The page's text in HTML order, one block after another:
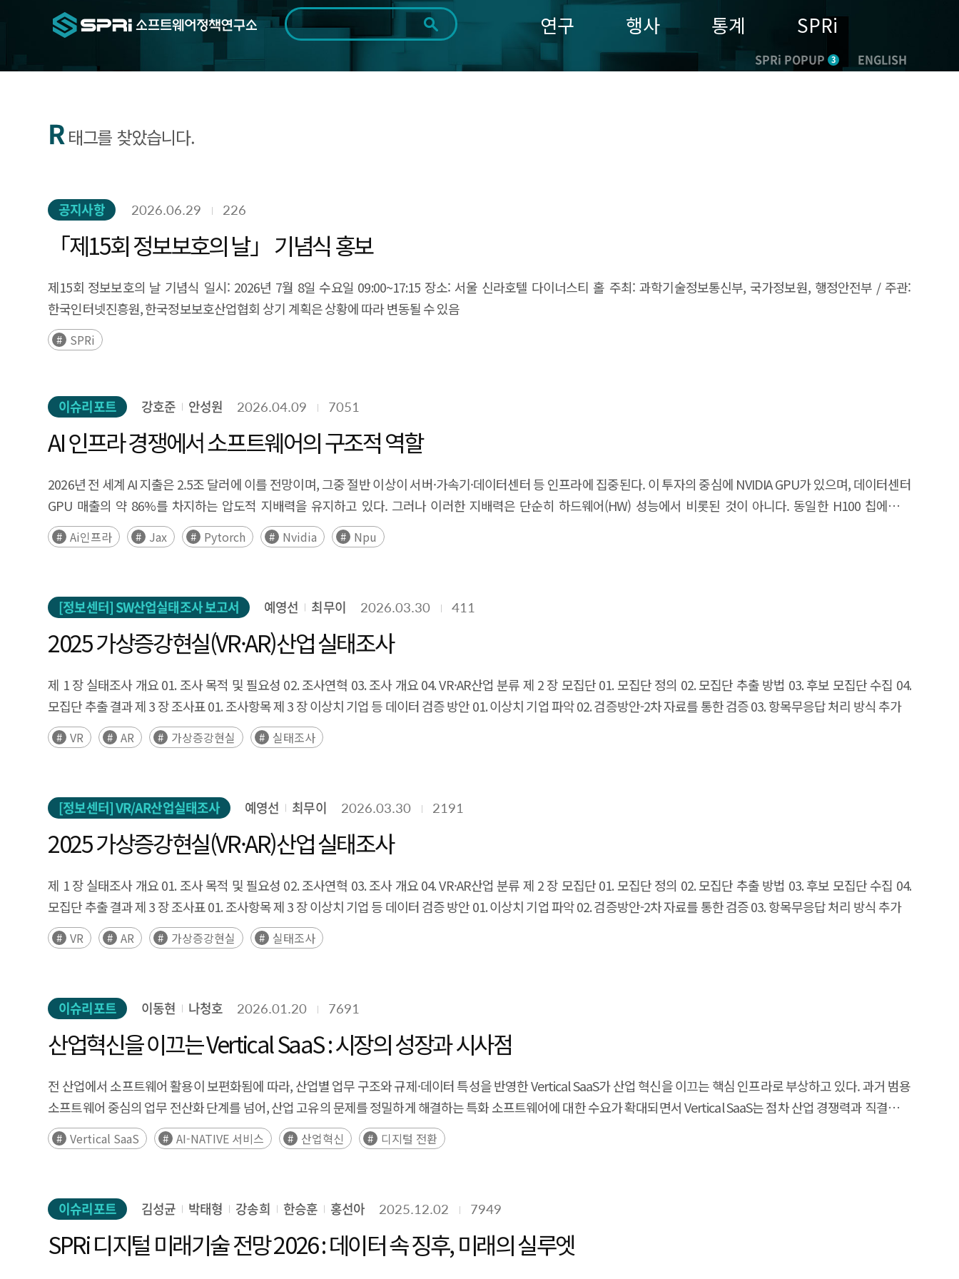
기간 전체 1일 1주 1개월 3개월 1년
연구 행사 통계 SPRi
SPRi POPUP 3 ENGLISH
R태그를 찾았습니다.
공지사항 2026.06.29 226
「제15회 정보보호의 날」 기념식 홍보
제15회 정보보호의 날 기념식 일시: 2026년 7월 8일 수요일 09:00~17:15 장소: 서울 신라호텔 다이너스티 홀 주최: 과학기술정보통신부, 국가정보원, 행정안전부 / 주관:
한국인터넷진흥원, 한국정보보호산업협회 상기 계획은 상황에 따라 변동될 수 있음
SPRi
이슈리포트 강호준 안성원 2026.04.09 7051
AI 인프라 경쟁에서 소프트웨어의 구조적 역할
2026년 전 세계 AI 지출은 2.5조 달러에 이를 전망이며, 그중 절반 이상이 서버·가속기·데이터센터 등 인프라에 집중된다. 이 투자의 중심에 NVIDIA GPU가 있으며, 데이터센터
GPU 매출의 약 86%를 차지하는 압도적 지배력을 유지하고 있다. 그러나 이러한 지배력은 단순히 하드웨어(HW) 성능에서 비롯된 것이 아니다. 동일한 H100 칩에서도
소프트웨어(SW) 최적화 수준에 따라 실제 처리량이 3배 이상 차이가 발생하며, NVIDIA 보고서는 AI SW 스택을 프레임워크, 컴파일러, 가속 라이브러리, 드라이버/런타임
4계층으로 구분하고, 각 계층이 HW 종속을 형성하는 기술적 경로를 추적한다. 이를 토대로 세 유형의 종속 메커니즘을 도출한다. CUDA 경로에서만 최적 성능이 발휘되는 성능
구조를 부분적으로 완화하는 새로운 변수로 부상하고 있다. 주요국·기업을 3유형 종속 프레임워크로 분석한 결과, NVIDIA는 성능 종속과 구조적 종속의 이중 장벽을,
Google은 설계 종속이라는 별도 경로를 구축하고 있으며, 화웨이는 3유형 종속 구조를 자국 내에서 복제·내재화하고 있다. 이 분석틀을 K-NPU에 적용하면, 한국 NPU
생태계는 '프레임워크 계층 진입에는 성공했으나, 컴파일러·라이브러리 계층의 성능 격차와 운영 생태계 규모 부족이 시장 확산을 제약하는' 구조적 위치에 놓여 있다.
PyTorch 네이티브 지원과 vLLM 통합으로 1단계(프레임워크 진입)는 달성하였으나, 2단계(성능 종속 해소)는 진행 중이며, 3단계(운영 생태계 확보)는 초기 단계이다. 특히
2단계의 성능 격차가 좁혀지지 않으면 3단계의 운영 레퍼런스 축적이 곤란하고, 3단계의 레퍼런스가 없으면 2단계의 투자 정당성 확보가 어려운 순환 구조가 존재한다. 이러한
진단에 기반하여 종속 유형별 정책 대응을 제언한다. 첫째, 성능 종속 해소를 위해 칩 설계 중심의 R&D 지원을 컴파일러·런타임·SDK 등 SW 생태계 전반으로 확대하는 HW-SW
균형 발전 패러다임 전환이 필요하다. 둘째, 성능 종속 완화를 위해 PyTorch 호환성 확보와 OpenXLA·MLIR 등 글로벌 오픈소스 표준 참여를 통해 최적화 격차를 협력적으로
체계를 구축해야 한다. Executive Summary Global AI spending is projected to reach $2.5 trillion in 2026, with over half flowing into infrastructure. NVIDIA dominates
optimization alone can produce over 3x differences in actual throughput. The software ecosystem built over nearly two decades since CUDA's 2006 launch
Acceleration Library, and Driver/Runtime—and derives three distinct lock-in mechanisms: performance lock-in, where optimization asymmetries cause de facto
convergence toward specific hardware; design lock-in, where framework-compiler-hardware co-design fixes the hardware path at the point of software selection;
and structural lock-in, where the closed-source driver/runtime physically blocks hardware substitution. When these types overlap, switching costs increase
exponentially. Meanwhile, open-source inference serving engines such as vLLM and SGLang are emerging as new variables that partially mitigate traditional lock-
constructs a separate design lock-in pathway through TPU-XLA-JAX, and Huawei replicates all three lock-in types domestically through Ascend-CANN-MindSpore.
Applying this framework to K-NPU, we diagnose that Korea's NPU ecosystem has successfully entered the framework layer through PyTorch native support and
vLLM integration, but faces a sequential three-stage challenge: Stage 1 (framework entry) is achieved, Stage 2 (resolving performance lock-in in compiler and
library layers) is in progress, and Stage 3 (building operational ecosystem scale) remains nascent. A circular dependency exists between Stages 2 and 3—
performance gaps hinder reference accumulation, while lack of references undermines investment justification. Based on this diagnosis, we recommend lock-in-
type-specific policy responses: (1) resolving performance lock-in by expanding R&D from chip design to the full software stack; (2) mitigating performance lock-in
through participation in global open-source projects such as OpenXLA and MLIR; (3) circumventing structural lock-in by creating public-sector demand to build
large-scale operational references that break the circular dependency; (4) introducing a TCO evaluation framework to make switching costs across all three lock-
Ai인프라 Jax Pytorch Nvidia Npu
[정보센터] SW산업실태조사 보고서 예영선 최무이 2026.03.30 411
2025 가상증강현실(VR·AR)산업 실태조사
제 1 장 실태조사 개요 01. 조사 목적 및 필요성 02. 조사연혁 03. 조사 개요 04. VR·AR산업 분류 제 2 장 모집단 01. 모집단 정의 02. 모집단 추출 방법 03. 후보 모집단 수집 04.
모집단 추출 결과 제 3 장 조사표 01. 조사항목 제 3 장 이상치 기업 등 데이터 검증 방안 01. 이상치 기업 파악 02. 검증방안-2차 자료를 통한 검증 03. 항목무응답 처리 방식 추가
VR AR 가상증강현실 실태조사
[정보센터] VR/AR산업실태조사 예영선 최무이 2026.03.30 2191
2025 가상증강현실(VR·AR)산업 실태조사
제 1 장 실태조사 개요 01. 조사 목적 및 필요성 02. 조사연혁 03. 조사 개요 04. VR·AR산업 분류 제 2 장 모집단 01. 모집단 정의 02. 모집단 추출 방법 03. 후보 모집단 수집 04.
모집단 추출 결과 제 3 장 조사표 01. 조사항목 제 3 장 이상치 기업 등 데이터 검증 방안 01. 이상치 기업 파악 02. 검증방안-2차 자료를 통한 검증 03. 항목무응답 처리 방식 추가
VR AR 가상증강현실 실태조사
이슈리포트 이동현 나청호 2026.01.20 7691
산업혁신을 이끄는 Vertical SaaS : 시장의 성장과 시사점
전 산업에서 소프트웨어 활용이 보편화됨에 따라, 산업별 업무 구조와 규제·데이터 특성을 반영한 Vertical SaaS가 산업 혁신을 이끄는 핵심 인프라로 부상하고 있다. 과거 범용
소프트웨어 중심의 업무 전산화 단계를 넘어, 산업 고유의 문제를 정밀하게 해결하는 특화 소프트웨어에 대한 수요가 확대되면서 Vertical SaaS는 점차 산업 경쟁력과 직결되는
전략적 자산으로 인식되고 있다. 이러한 변화 속에서 글로벌 Vertical SaaS 시장은 2024년 약 901억 달러에서 2030년 약 2,056억 달러로 성장할 것으로 전망되며, 연평균 14%
이상의 높은 성장세가 예상된다. 이는 온프레미스 기반 산업용 소프트웨어의 성장률을 크게 상회하는 수준으로, 산업 전반에서 클라우드 기반 업무 전환이 일시적 흐름을 넘어
규제 강도가 높은 산업에서는 규제 준수와 리스크 관리를 사후 대응이 아닌 소프트웨어 단계에서 선제적으로 내재화하려는 수요가 지속적으로 확대되고 있다. 한편 경제적
측면에서는 인건비 상승과 노동력 부족이 장기화되면서, 자동화를 통해 명확한 비용 절감 효과와 투자 대비 성과를 제공하는 구독형 SaaS 모델의 채택이 가속화되고 있다.
사회적으로는 제조 현장과 의료 분야를 중심으로 만성적인 인력 부족이 심화되는 가운데, 비대면·원격 근무 환경의 확산이 산업 특화 업무 도구의 필요성을 더욱 부각시키고
Vertical SaaS AI-NATIVE 서비스 산업혁신 디지털 전환
이슈리포트 김성균 박태형 강송희 한승훈 홍선아 2025.12.02 7949
SPRi 디지털 미래기술 전망 2026 : 데이터 속 징후, 미래의 실루엣